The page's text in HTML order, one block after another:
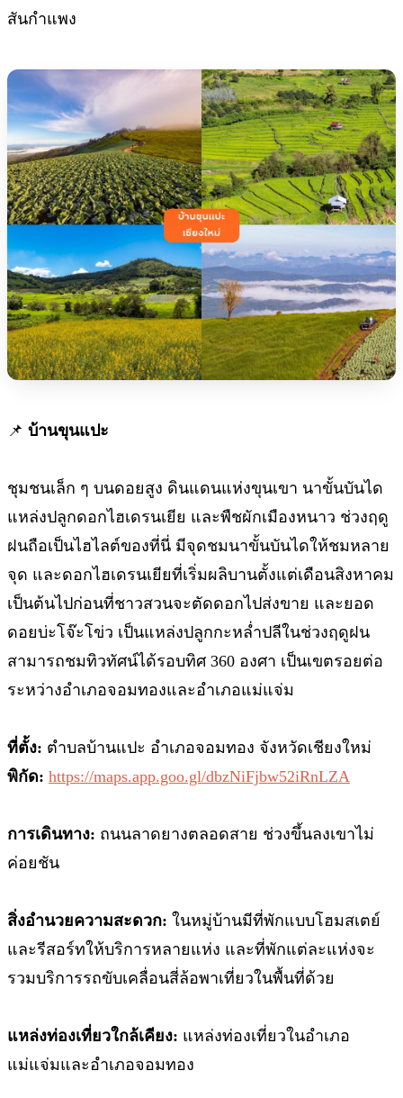
สันกำแพง
📌 บ้านขุนแปะ
ชุมชนเล็ก ๆ บนดอยสูง ดินแดนแห่งขุนเขา นาขั้นบันได
แหล่งปลูกดอกไฮเดรนเยีย และพืชผักเมืองหนาว ช่วงฤดู
ฝนถือเป็นไฮไลต์ของที่นี่ มีจุดชมนาขั้นบันไดให้ชมหลาย
จุด และดอกไฮเดรนเยียที่เริ่มผลิบานตั้งแต่เดือนสิงหาคม
เป็นต้นไปก่อนที่ชาวสวนจะตัดดอกไปส่งขาย และยอด
ดอยบ่ะโจ๊ะโข่ว เป็นแหล่งปลูกกะหล่ำปลีในช่วงฤดูฝน
สามารถชมทิวทัศน์ได้รอบทิศ 360 องศา เป็นเขตรอยต่อ
ระหว่างอำเภอจอมทองและอำเภอแม่แจ่ม
ที่ตั้ง: ตำบลบ้านแปะ อำเภอจอมทอง จังหวัดเชียงใหม่
พิกัด: https://maps.app.goo.gl/dbzNiFjbw52iRnLZA
การเดินทาง: ถนนลาดยางตลอดสาย ช่วงขึ้นลงเขาไม่
ค่อยชัน
สิ่งอำนวยความสะดวก: ในหมู่บ้านมีที่พักแบบโฮมสเตย์
และรีสอร์ทให้บริการหลายแห่ง และที่พักแต่ละแห่งจะ
รวมบริการรถขับเคลื่อนสี่ล้อพาเที่ยวในพื้นที่ด้วย
แหล่งท่องเที่ยวใกล้เคียง: แหล่งท่องเที่ยวในอำเภอ
แม่แจ่มและอำเภอจอมทอง